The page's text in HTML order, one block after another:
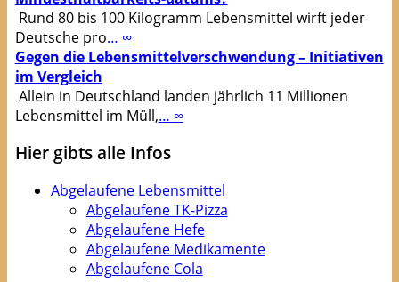
Rund 80 bis 100 Kilogramm Lebensmittel wirft jeder
Deutsche pro… ∞
Gegen die Lebensmittelverschwendung – Initiativen
im Vergleich
Allein in Deutschland landen jährlich 11 Millionen
Lebensmittel im Müll,… ∞
Hier gibts alle Infos
Abgelaufene Lebensmittel
Abgelaufene TK-Pizza
Abgelaufene Hefe
Abgelaufene Medikamente
Abgelaufene Cola